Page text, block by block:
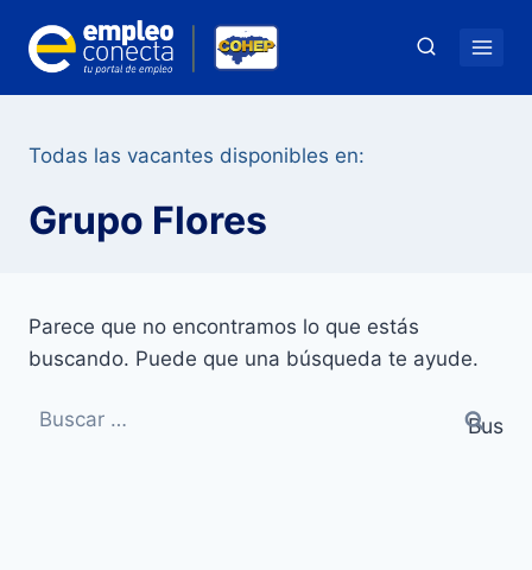
contenido
Todas las vacantes disponibles en:
Grupo Flores
Parece que no encontramos lo que estás
buscando. Puede que una búsqueda te ayude.
Buscar: